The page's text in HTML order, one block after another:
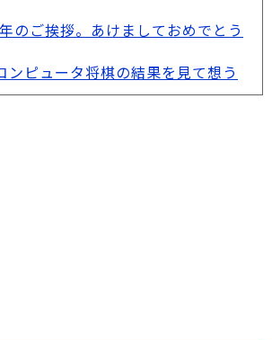
のご挨拶。あけましておめでとう
ンピュータ将棋の結果を見て想う